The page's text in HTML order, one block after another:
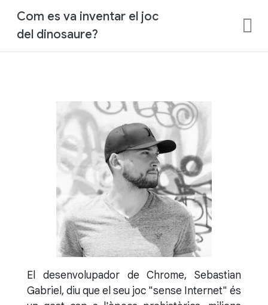
Com es va inventar el joc
del dinosaure?
El desenvolupador de Chrome, Sebastian
Gabriel, diu que el seu joc "sense Internet" és